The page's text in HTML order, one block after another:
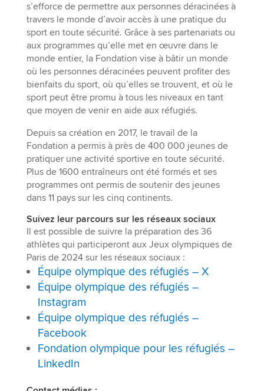
s’efforce de permettre aux personnes déracinées à
travers le monde d’avoir accès à une pratique du
sport en toute sécurité. Grâce à ses partenariats ou
aux programmes qu’elle met en œuvre dans le
monde entier, la Fondation vise à bâtir un monde
où les personnes déracinées peuvent profiter des
bienfaits du sport, où qu’elles se trouvent, et où le
sport peut être promu à tous les niveaux en tant
que moyen de venir en aide aux réfugiés.
Depuis sa création en 2017, le travail de la
Fondation a permis à près de 400 000 jeunes de
pratiquer une activité sportive en toute sécurité.
Plus de 1600 entraîneurs ont été formés et ses
programmes ont permis de soutenir des jeunes
dans 11 pays sur les cinq continents.
Suivez leur parcours sur les réseaux sociaux
Il est possible de suivre la préparation des 36
athlètes qui participeront aux Jeux olympiques de
Paris de 2024 sur les réseaux sociaux :
Équipe olympique des réfugiés – X
Équipe olympique des réfugiés –
Instagram
Équipe olympique des réfugiés –
Facebook
Fondation olympique pour les réfugiés –
LinkedIn